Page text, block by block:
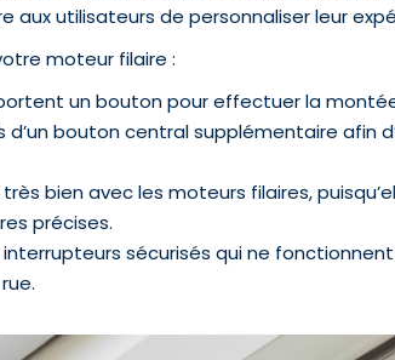
utilisateurs de personnaliser leur
moteur filaire :
un bouton pour effectuer la
d’un bouton central supplémentaire afin
bien avec les moteurs filaires,
précises.
sécurisés qui ne fonctionnent